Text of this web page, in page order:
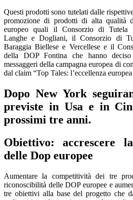
Questi prodotti sono tutelati dalle
promozione di prodotti di alta qualità
europeo quali il Consorzio di Tutela
Langhe e Dogliani, il Consorzio di
Baraggia Biellese e Vercellese e il
della DOP Fontina che hanno
messaggeri della campagna europea di
dal claim “Top Tales: l’eccellenza
Dopo New York
previste in Usa e in
prossimi tre anni.
Obiettivo: accrescere
delle Dop europee
Aumentare la competitività dei tre
riconoscibilità delle DOP europee e
tre obiettivi alla base del progetto che